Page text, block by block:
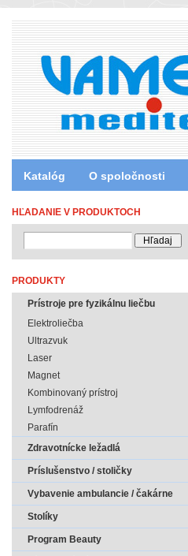
Katalóg O spoločnosti
HĽADANIE V PRODUKTOCH
PRODUKTY
Prístroje pre fyzikálnu liečbu
Elektroliečba
Ultrazvuk
Laser
Magnet
Kombinovaný prístroj
Lymfodrenáž
Parafín
Zdravotnícke ležadlá
Príslušenstvo / stoličky
Vybavenie ambulancie / čakárne
Stolíky
Program Beauty